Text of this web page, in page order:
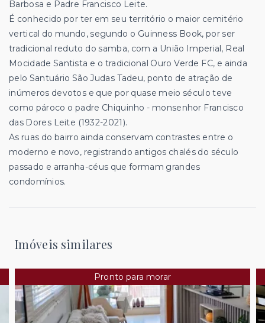
Barbosa e Padre Francisco Leite.
É conhecido por ter em seu território o maior cemitério
vertical do mundo, segundo o Guinness Book, por ser
tradicional reduto do samba, com a União Imperial, Real
Mocidade Santista e o tradicional Ouro Verde FC, e ainda
pelo Santuário São Judas Tadeu, ponto de atração de
inúmeros devotos e que por quase meio século teve
como pároco o padre Chiquinho - monsenhor Francisco
das Dores Leite (1932-2021).
As ruas do bairro ainda conservam contrastes entre o
moderno e novo, registrando antigos chalés do século
passado e arranha-céus que formam grandes
condomínios.
Imóveis similares
Pronto para morar